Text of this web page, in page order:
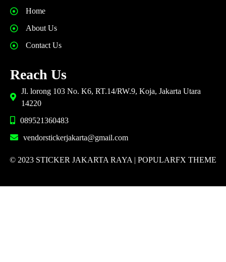
Home
About Us
Contact Us
Reach Us
Jl. lorong 103 No. K6, RT.14/RW.9, Koja, Jakarta Utara
14220
089521360483
vendorstickerjakarta@gmail.com
© 2023 STICKER JAKARTA RAYA | POPULARFX THEME